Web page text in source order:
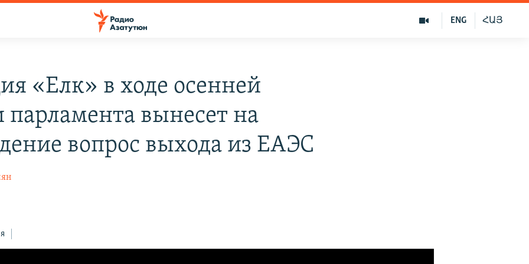
ՀԱՅ
ENG
«Елк» в ходе осенней
парламента вынесет на
вопрос выхода из ЕАЭС